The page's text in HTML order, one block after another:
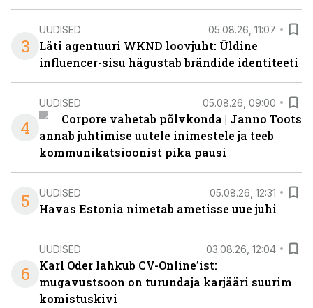
3
UUDISED 05.08.26, 11:07
Läti agentuuri WKND loovjuht: Üldine
influencer-sisu hägustab brändide identiteeti
4
UUDISED 05.08.26, 09:00
Corpore vahetab põlvkonda | Janno Toots
annab juhtimise uutele inimestele ja teeb
kommunikatsioonist pika pausi
5 UUDISED 05.08.26, 12:31
Havas Estonia nimetab ametisse uue juhi
6
UUDISED 03.08.26, 12:04
Karl Oder lahkub CV-Online’ist:
mugavustsoon on turundaja karjääri suurim
komistuskivi